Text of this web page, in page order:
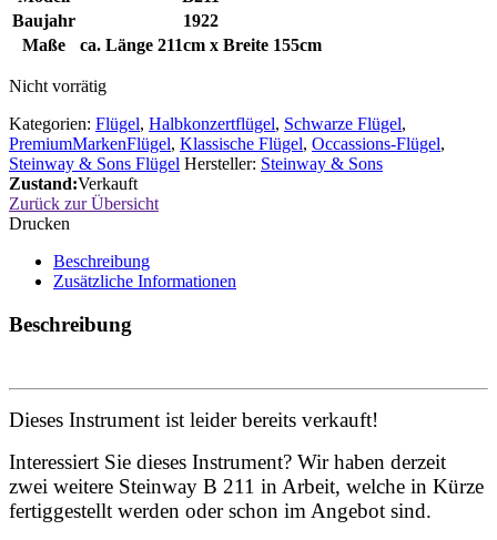
Baujahr
1922
Maße
ca. Länge 211cm x Breite 155cm
Nicht vorrätig
Kategorien: Flügel, Halbkonzertflügel, Schwarze Flügel,
PremiumMarkenFlügel, Klassische Flügel, Occassions-Flügel,
Steinway & Sons Flügel Hersteller: Steinway & Sons
Zustand:Verkauft
Zurück zur Übersicht
Drucken
Beschreibung
Zusätzliche Informationen
Beschreibung
Dieses Instrument ist leider bereits verkauft!
Interessiert Sie dieses Instrument? Wir haben derzeit
zwei weitere Steinway B 211 in Arbeit, welche in Kürze
fertiggestellt werden oder schon im Angebot sind.